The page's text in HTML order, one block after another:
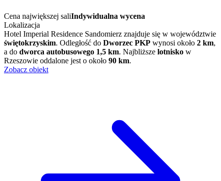
Cena największej saliIndywidualna wycena
Lokalizacja
Hotel Imperial Residence Sandomierz znajduje się w województwie
świętokrzyskim. Odległość do Dworzec PKP wynosi około 2 km,
a do dworca autobusowego 1,5 km. Najbliższe lotnisko w
Rzeszowie oddalone jest o około 90 km.
Zobacz obiekt